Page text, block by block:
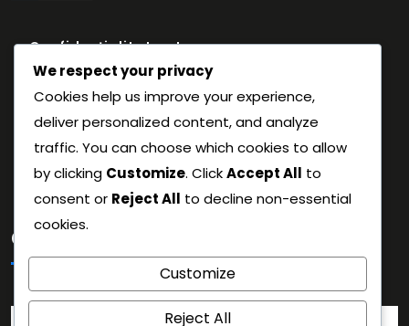
Confidențialitatea ta
Ia legătura cu noi
Preferințe cookie
Cine suntem
Termeni și condiții
Căutare
We respect your privacy
Cookies help us improve your experience,
deliver personalized content, and analyze
traffic. You can choose which cookies to allow
by clicking Customize. ClickAccept All to
consent or Reject All to decline non-essential
cookies.
Customize
Reject All